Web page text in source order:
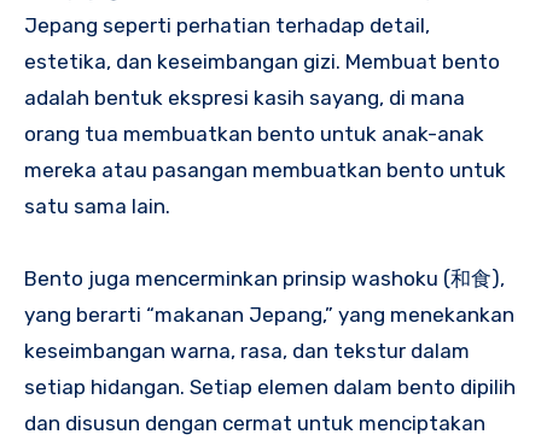
Jepang seperti perhatian terhadap detail,
estetika, dan keseimbangan gizi. Membuat bento
adalah bentuk ekspresi kasih sayang, di mana
orang tua membuatkan bento untuk anak-anak
mereka atau pasangan membuatkan bento untuk
satu sama lain.
Bento juga mencerminkan prinsip washoku (和食),
yang berarti “makanan Jepang,” yang menekankan
keseimbangan warna, rasa, dan tekstur dalam
setiap hidangan. Setiap elemen dalam bento dipilih
dan disusun dengan cermat untuk menciptakan